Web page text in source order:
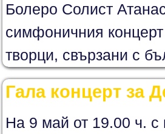
Болеро Солист
симфоничния
творци, свързани с
Гала концерт за
На 9 май от 19.00 ч.